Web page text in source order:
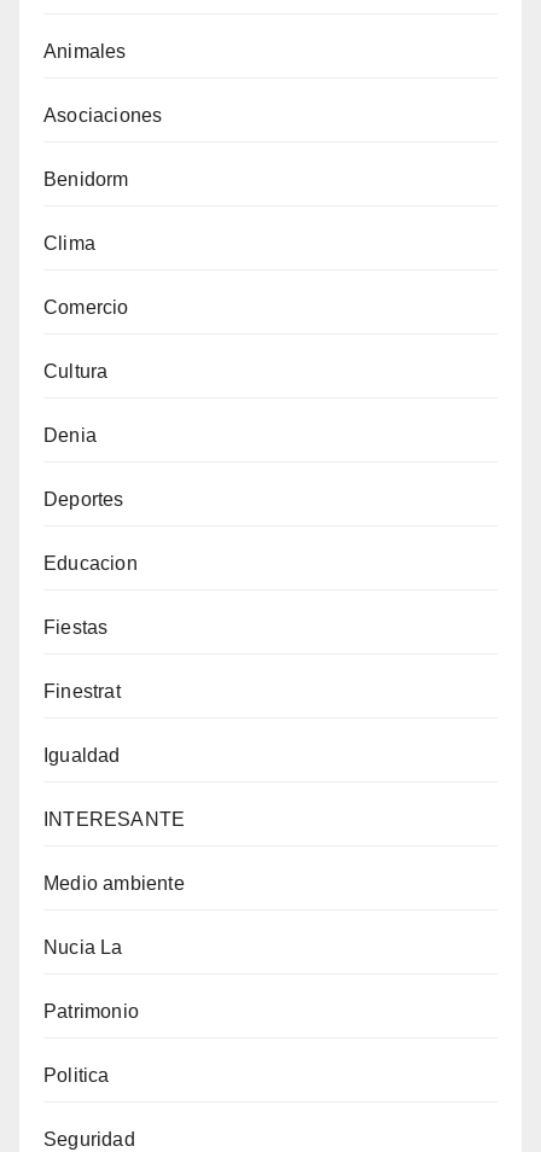
Animales
Asociaciones
Benidorm
Clima
Comercio
Cultura
Denia
Deportes
Educacion
Fiestas
Finestrat
Igualdad
INTERESANTE
Medio ambiente
Nucia La
Patrimonio
Politica
Seguridad